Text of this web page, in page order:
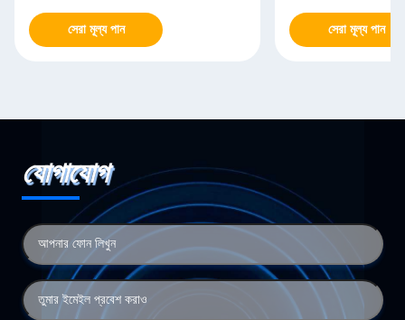
সেরা মূল্য পান সেরা মূল্য পান
যোগাযোগ